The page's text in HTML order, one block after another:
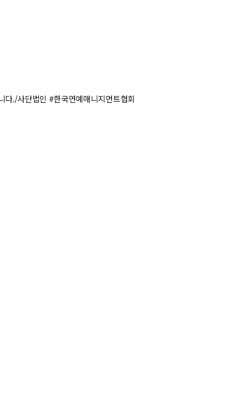
./사단법인 #한국연예매니지먼트협회